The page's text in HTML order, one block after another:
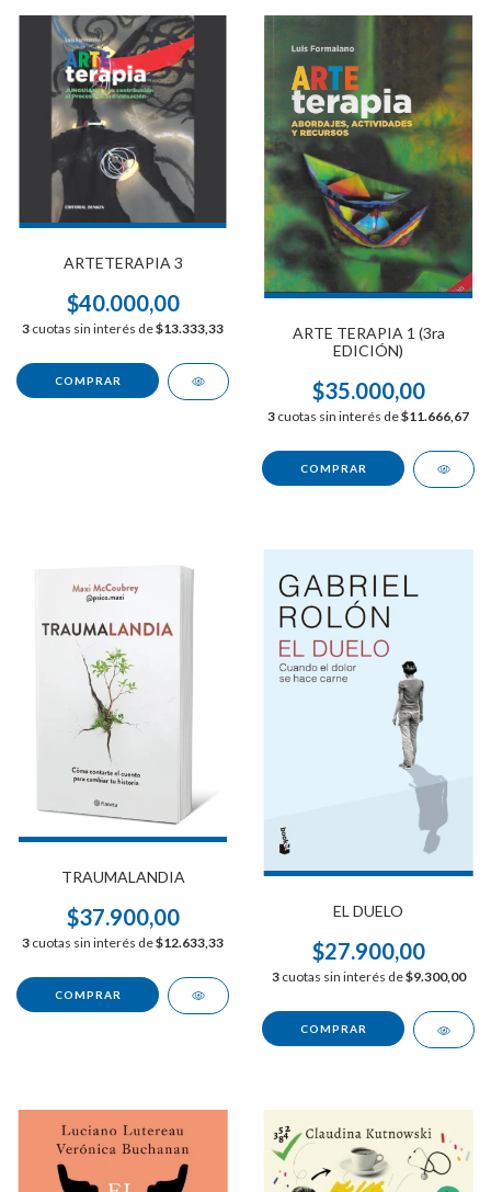
ARTETERAPIA 3
$40.000,00
3 cuotas sin interés de$13.333,33
ARTE TERAPIA 1 (3ra
EDICIÓN)
$35.000,00
3 cuotas sin interés de$11.666,67
TRAUMALANDIA
$37.900,00
3 cuotas sin interés de$12.633,33
EL DUELO
$27.900,00
3 cuotas sin interés de$9.300,00